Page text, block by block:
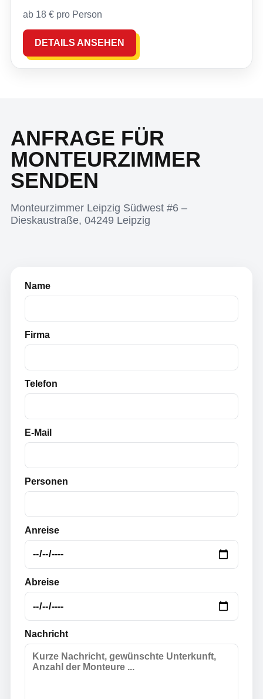
ab 18 € pro Person
DETAILS ANSEHEN
ANFRAGE FÜR
MONTEURZIMMER
SENDEN
Monteurzimmer Leipzig Südwest #6 –
Dieskaustraße, 04249 Leipzig
Name
Firma
Telefon
E-Mail
Personen
Anreise
Abreise
Nachricht